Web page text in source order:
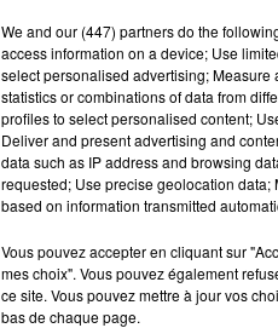
We and our (447) partnersdo the
access information on a device; Use
select personalised advertising;
statistics or combinations of data from
profiles to select personalised content;
Deliver and present advertising and
data such as IP address and browsing
requested; Use precise geolocation
based on information transmitted
Vous pouvez accepter en cliquant sur
mes choix". Vous pouvez également
ce site. Vous pouvez mettre à jour vos
bas de chaque page.